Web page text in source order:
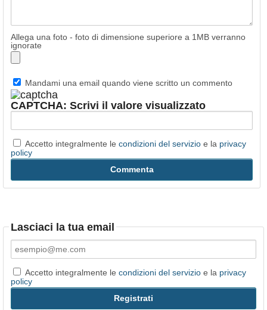
Allega una foto - foto di dimensione superiore a 1MB verranno
ignorate
Mandami una email quando viene scritto un commento
CAPTCHA: Scrivi il valore visualizzato
Accetto integralmente le condizioni del servizio e la privacy
policy
Lasciaci la tua email
Accetto integralmente le condizioni del servizio e la privacy
policy